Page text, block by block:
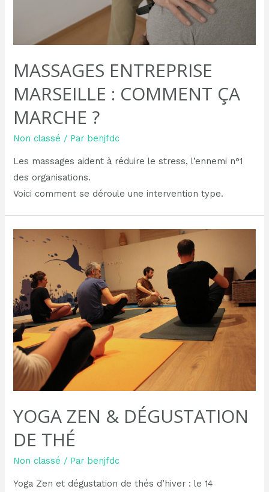
MASSAGES ENTREPRISE
MARSEILLE : COMMENT ÇA
MARCHE ?
Non classé / Par benjfdc
Les massages aident à réduire le stress, l’ennemi n°1
des organisations.
Voici comment se déroule une intervention type.
YOGA ZEN & DÉGUSTATION
DE THÉ
Non classé / Par benjfdc
Yoga Zen et dégustation de thés d’hiver : le 14